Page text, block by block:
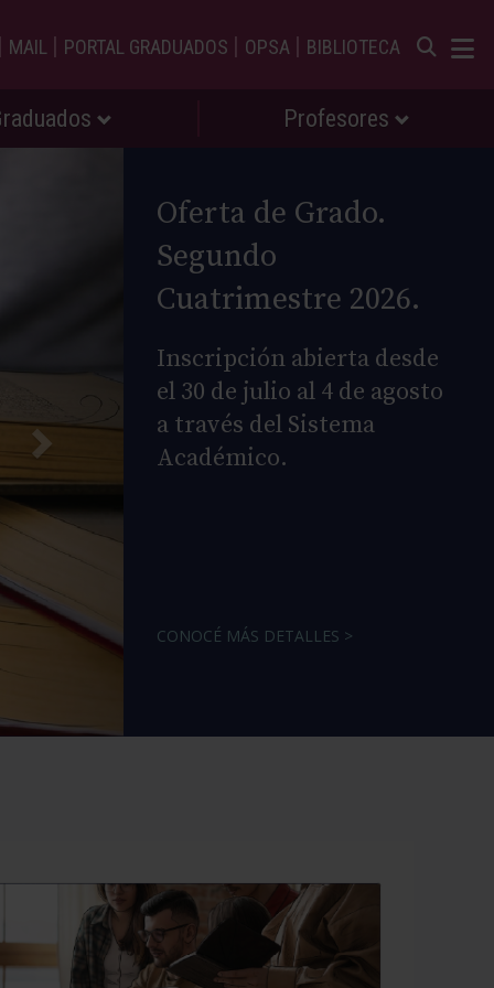
| MAIL | PORTAL GRADUADOS | OPSA | BIBLIOTECA
Profesores
Oferta de Grado.
Segundo
Cuatrimestre 2026.
Inscripción abierta desde
el 30 de julio al 4 de agosto
a través del Sistema
Académico.
CONOCÉ MÁS DETALLES >